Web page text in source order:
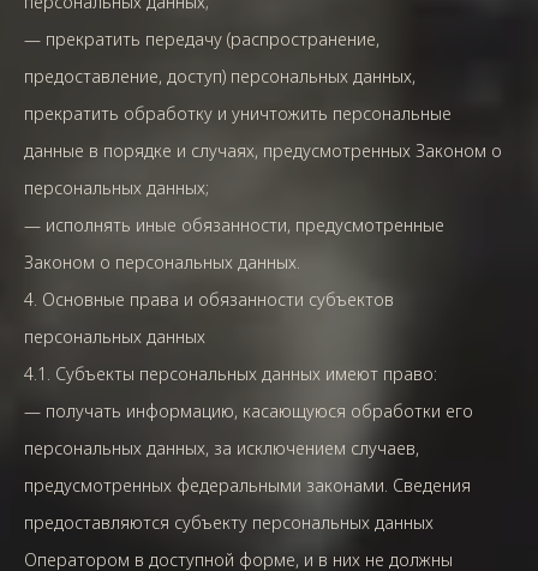
— прекратить передачу (распространение,
предоставление, доступ) персональных данных,
прекратить обработку и уничтожить персональные
данные в порядке и случаях, предусмотренных Законом о
персональных данных;
— исполнять иные обязанности, предусмотренные
Законом о персональных данных.
4. Основные права и обязанности субъектов
персональных данных
4.1. Субъекты персональных данных имеют право:
— получать информацию, касающуюся обработки его
персональных данных, за исключением случаев,
предусмотренных федеральными законами. Сведения
предоставляются субъекту персональных данных
Оператором в доступной форме, и в них не должны